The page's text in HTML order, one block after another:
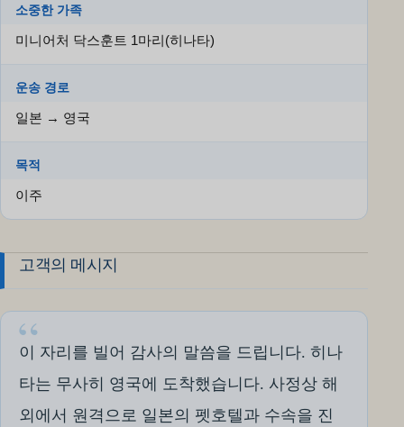
소중한 가족
미니어처 닥스훈트 1마리(히나타)
운송 경로
일본 → 영국
목적
이주
고객의 메시지
이 자리를 빌어 감사의 말씀을 드립니다. 히나
타는 무사히 영국에 도착했습니다. 사정상 해
외에서 원격으로 일본의 펫호텔과 수속을 진